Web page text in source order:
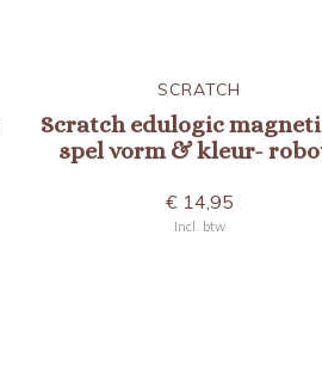
SCRATCH
Scratch edulogic
spel vorm & kleur-
€ 14,95
Incl. btw